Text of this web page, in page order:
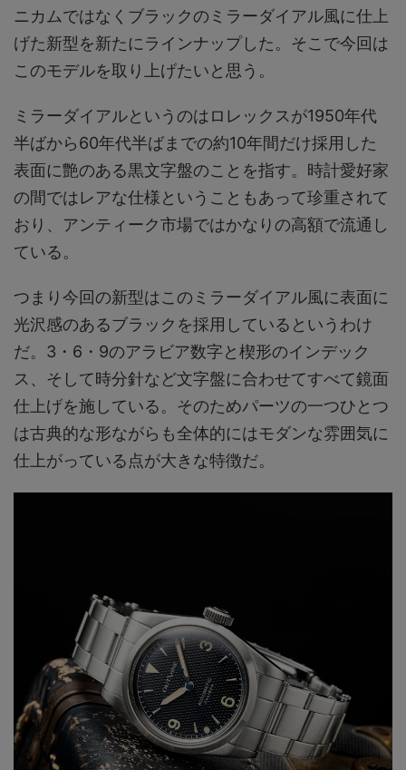
ニカムではなくブラックのミラーダイアル風に仕上
げた新型を新たにラインナップした。そこで今回は
このモデルを取り上げたいと思う。
ミラーダイアルというのはロレックスが1950年代
半ばから60年代半ばまでの約10年間だけ採用した
表面に艶のある黒文字盤のことを指す。時計愛好家
の間ではレアな仕様ということもあって珍重されて
おり、アンティーク市場ではかなりの高額で流通し
ている。
つまり今回の新型はこのミラーダイアル風に表面に
光沢感のあるブラックを採用しているというわけ
だ。3・6・9のアラビア数字と楔形のインデック
ス、そして時分針など文字盤に合わせてすべて鏡面
仕上げを施している。そのためパーツの一つひとつ
は古典的な形ながらも全体的にはモダンな雰囲気に
仕上がっている点が大きな特徴だ。